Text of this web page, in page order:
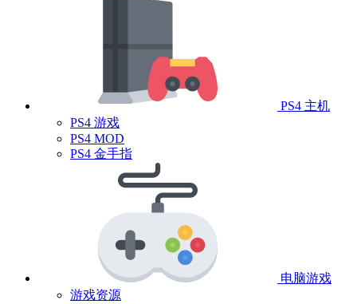
PS4 主机
PS4 游戏
PS4 MOD
PS4 金手指
电脑游戏
游戏资源